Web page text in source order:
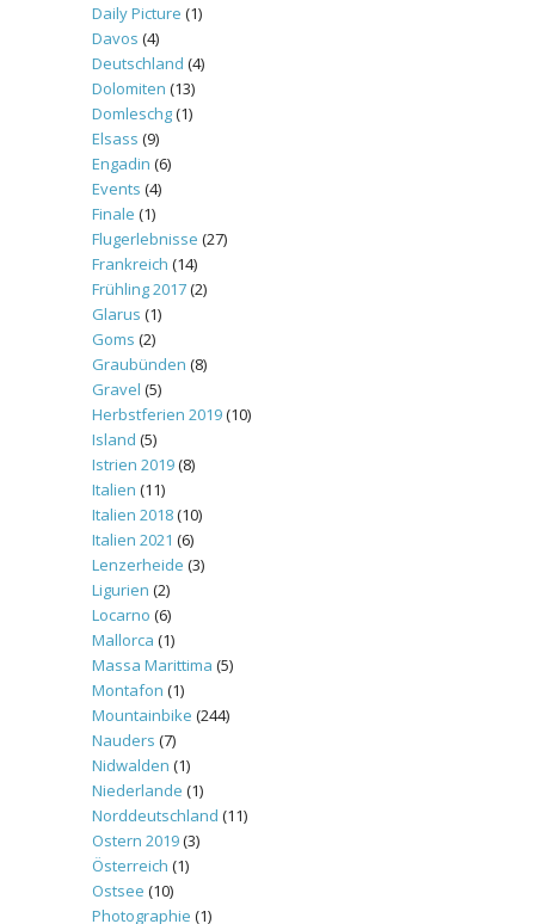
Daily Picture (1)
Davos (4)
Deutschland (4)
Dolomiten (13)
Domleschg(1)
Elsass (9)
Engadin (6)
Events (4)
Finale (1)
Flugerlebnisse (27)
Frankreich (14)
Frühling 2017(2)
Glarus (1)
Goms (2)
Graubünden (8)
Gravel (5)
Herbstferien 2019(10)
Island (5)
Istrien 2019(8)
Italien (11)
Italien 2018(10)
Italien 2021 (6)
Lenzerheide (3)
Ligurien (2)
Locarno (6)
Mallorca (1)
Massa Marittima (5)
Montafon (1)
Mountainbike (244)
Nauders (7)
Nidwalden (1)
Niederlande (1)
Norddeutschland (11)
Ostern 2019(3)
Österreich (1)
Ostsee (10)
Photographie (1)